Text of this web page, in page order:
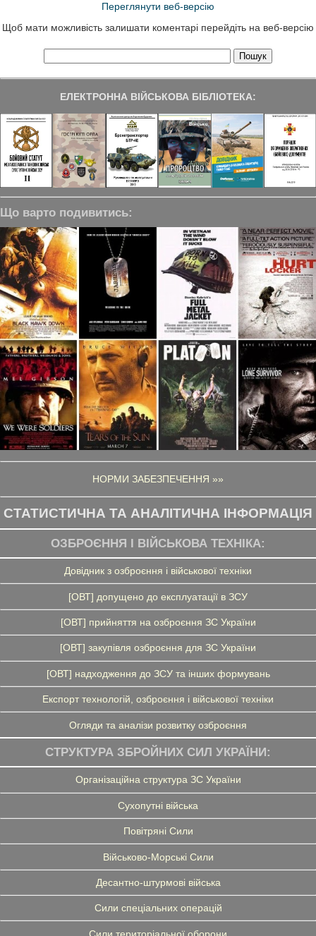
Переглянути веб-версію
Щоб мати можливість залишати коментарі перейдіть на веб-версію
ЕЛЕКТРОННА ВІЙСЬКОВА БІБЛІОТЕКА:
Що варто подивитись:
НОРМИ ЗАБЕЗПЕЧЕННЯ »»
СТАТИСТИЧНА ТА АНАЛІТИЧНА ІНФОРМАЦІЯ
ОЗБРОЄННЯ І ВІЙСЬКОВА ТЕХНІКА:
Довідник з озброєння і військової техніки
[ОВТ] допущено до експлуатації в ЗСУ
[ОВТ] прийняття на озброєння ЗС України
[ОВТ] закупівля озброєння для ЗС України
[ОВТ] надходження до ЗСУ та інших формувань
Експорт технологій, озброєння і військової техніки
Огляди та аналізи розвитку озброєння
СТРУКТУРА ЗБРОЙНИХ СИЛ УКРАЇНИ:
Організаційна структура ЗС України
Сухопутні війська
Повітряні Сили
Військово-Морські Сили
Десантно-штурмові війська
Сили спеціальних операцій
Сили територіальної оборони